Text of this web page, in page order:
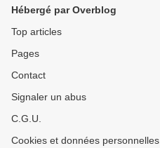
Hébergé par Overblog
Top articles
Pages
Contact
Signaler un abus
C.G.U.
Cookies et données personnelles